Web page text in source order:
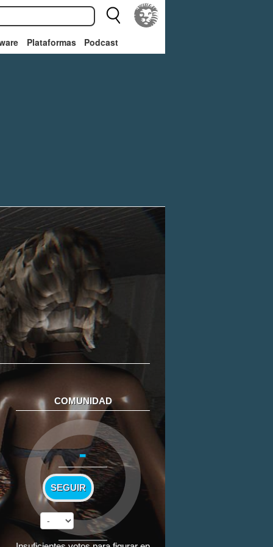
Plataformas Podcast
COMUNIDAD
-
SEGUIR